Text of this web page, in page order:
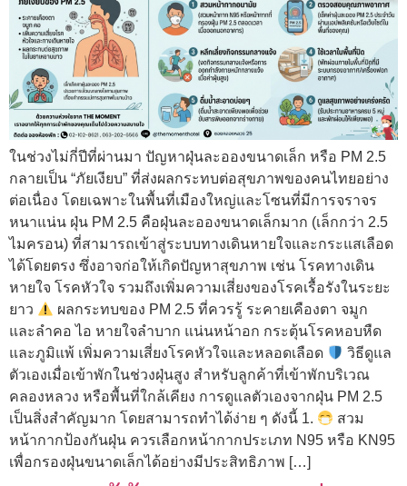
ในช่วงไม่กี่ปีที่ผ่านมา ปัญหาฝุ่นละอองขนาดเล็ก หรือ PM 2.5
กลายเป็น “ภัยเงียบ” ที่ส่งผลกระทบต่อสุขภาพของคนไทยอย่าง
ต่อเนื่อง โดยเฉพาะในพื้นที่เมืองใหญ่และโซนที่มีการจราจร
หนาแน่น ฝุ่น PM 2.5 คือฝุ่นละอองขนาดเล็กมาก (เล็กกว่า 2.5
ไมครอน) ที่สามารถเข้าสู่ระบบทางเดินหายใจและกระแสเลือด
ได้โดยตรง ซึ่งอาจก่อให้เกิดปัญหาสุขภาพ เช่น โรคทางเดิน
หายใจ โรคหัวใจ รวมถึงเพิ่มความเสี่ยงของโรคเรื้อรังในระยะ
ยาว
ผลกระทบของ PM 2.5 ที่ควรรู้ ระคายเคืองตา จมูก
และลำคอ ไอ หายใจลำบาก แน่นหน้าอก กระตุ้นโรคหอบหืด
และภูมิแพ้ เพิ่มความเสี่ยงโรคหัวใจและหลอดเลือด
วิธีดูแล
ตัวเองเมื่อเข้าพักในช่วงฝุ่นสูง สำหรับลูกค้าที่เข้าพักบริเวณ
คลองหลวง หรือพื้นที่ใกล้เคียง การดูแลตัวเองจากฝุ่น PM 2.5
เป็นสิ่งสำคัญมาก โดยสามารถทำได้ง่าย ๆ ดังนี้ 1.
สวม
หน้ากากป้องกันฝุ่น ควรเลือกหน้ากากประเภท N95 หรือ KN95
เพื่อกรองฝุ่นขนาดเล็กได้อย่างมีประสิทธิภาพ […]